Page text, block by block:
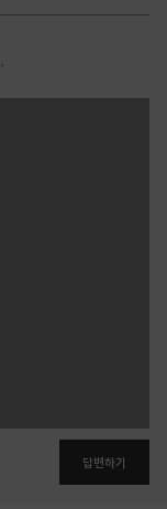
답변하기